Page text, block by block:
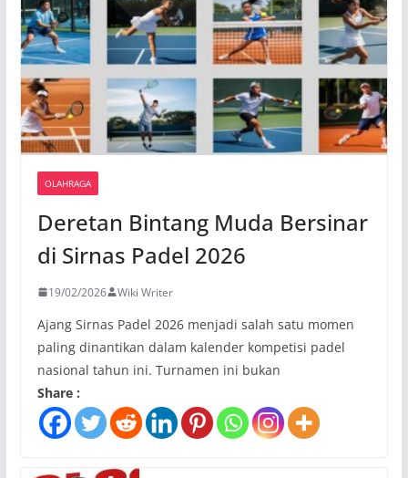
OLAHRAGA
Deretan Bintang Muda Bersinar
di Sirnas Padel 2026
19/02/2026 Wiki Writer
Ajang Sirnas Padel 2026 menjadi salah satu momen
paling dinantikan dalam kalender kompetisi padel
nasional tahun ini. Turnamen ini bukan
Share :